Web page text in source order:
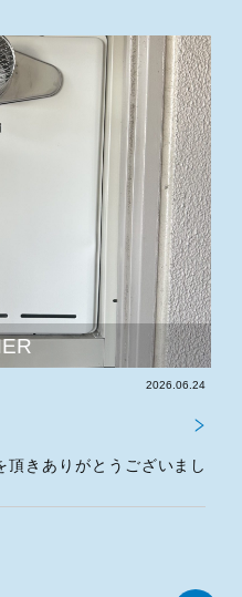
2026.06.24
頂きありがとうございまし
。